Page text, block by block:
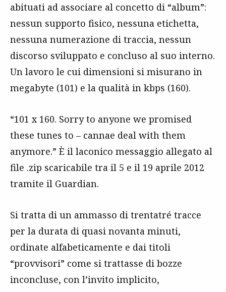
abituati ad associare al concetto di “album”:
nessun supporto fisico, nessuna etichetta,
nessuna numerazione di traccia, nessun
discorso sviluppato e concluso al suo interno.
Un lavoro le cui dimensioni si misurano in
megabyte (101) e la qualità in kbps (160).
“101 x 160. Sorry to anyone we promised
these tunes to – cannae deal with them
anymore.” È il laconico messaggio allegato al
file .zip scaricabile tra il 5 e il 19 aprile 2012
tramite il Guardian.
Si tratta di un ammasso di trentatré tracce
per la durata di quasi novanta minuti,
ordinate alfabeticamente e dai titoli
“provvisori” come si trattasse di bozze
inconcluse, con l’invito implicito,